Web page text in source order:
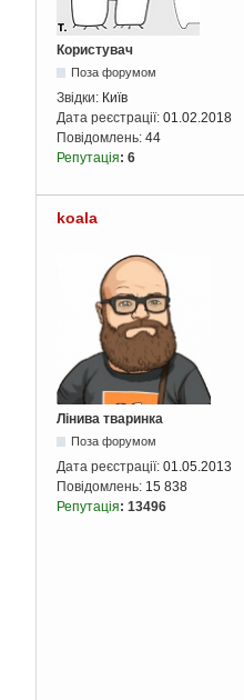
Користувач
Поза форумом
Звідки: Київ
Дата реєстрації: 01.02.2018
Повідомлень: 44
Репутація: 6
koala
Лінива тваринка
Поза форумом
Дата реєстрації: 01.05.2013
Повідомлень: 15 838
Репутація: 13496